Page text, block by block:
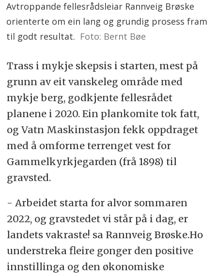
Avtroppande fellesrådsleiar Rannveig Brøske
orienterte om ein lang og grundig prosess fram
til godt resultat. Foto: Bernt Bøe
Trass i mykje skepsis i starten, mest på
grunn av eit vanskeleg område med
mykje berg, godkjente fellesrådet
planene i 2020. Ein plankomite tok fatt,
og Vatn Maskinstasjon fekk oppdraget
med å omforme terrenget vest for
Gammelkyrkjegarden (frå 1898) til
gravsted.
- Arbeidet starta for alvor sommaren
2022, og gravstedet vi står på i dag, er
landets vakraste! sa Rannveig Brøske.Ho
understreka fleire gonger den positive
innstillinga og den økonomiske